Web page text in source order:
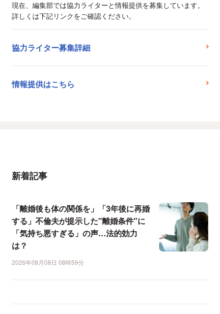
現在、編集部では協力ライターと情報提供を募集しています。
詳しくは下記リンクをご確認ください。
協力ライター募集詳細
情報提供はこちら
新着記事
「離婚後も体の関係を」「3年後に再婚
する」不倫夫が提示した"離婚条件"に
「気持ち悪すぎる」の声…法的効力
は？
2026年08月08日 08時59分